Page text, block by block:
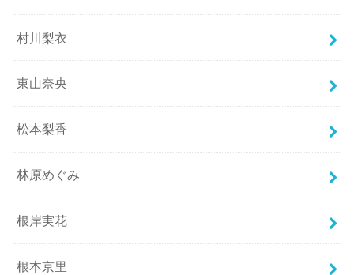
村川梨衣
東山奈央
松本梨香
林原めぐみ
根岸実花
根本京里